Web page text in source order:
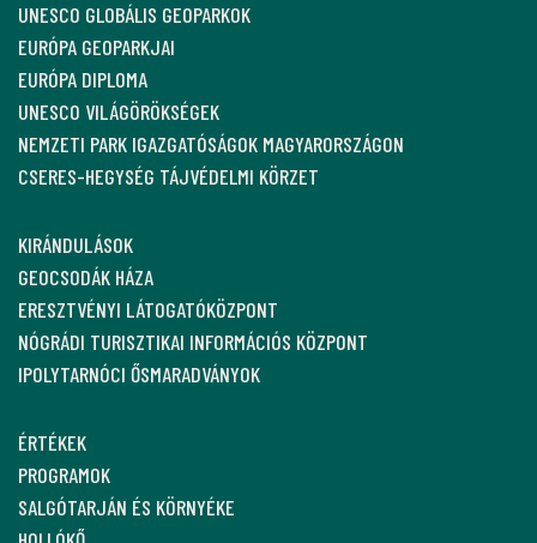
UNESCO GLOBÁLIS GEOPARKOK
EURÓPA GEOPARKJAI
EURÓPA DIPLOMA
UNESCO VILÁGÖRÖKSÉGEK
NEMZETI PARK IGAZGATÓSÁGOK MAGYARORSZÁGON
CSERES-HEGYSÉG TÁJVÉDELMI KÖRZET
KIRÁNDULÁSOK
GEOCSODÁK HÁZA
ERESZTVÉNYI LÁTOGATÓKÖZPONT
NÓGRÁDI TURISZTIKAI INFORMÁCIÓS KÖZPONT
IPOLYTARNÓCI ŐSMARADVÁNYOK
ÉRTÉKEK
PROGRAMOK
SALGÓTARJÁN ÉS KÖRNYÉKE